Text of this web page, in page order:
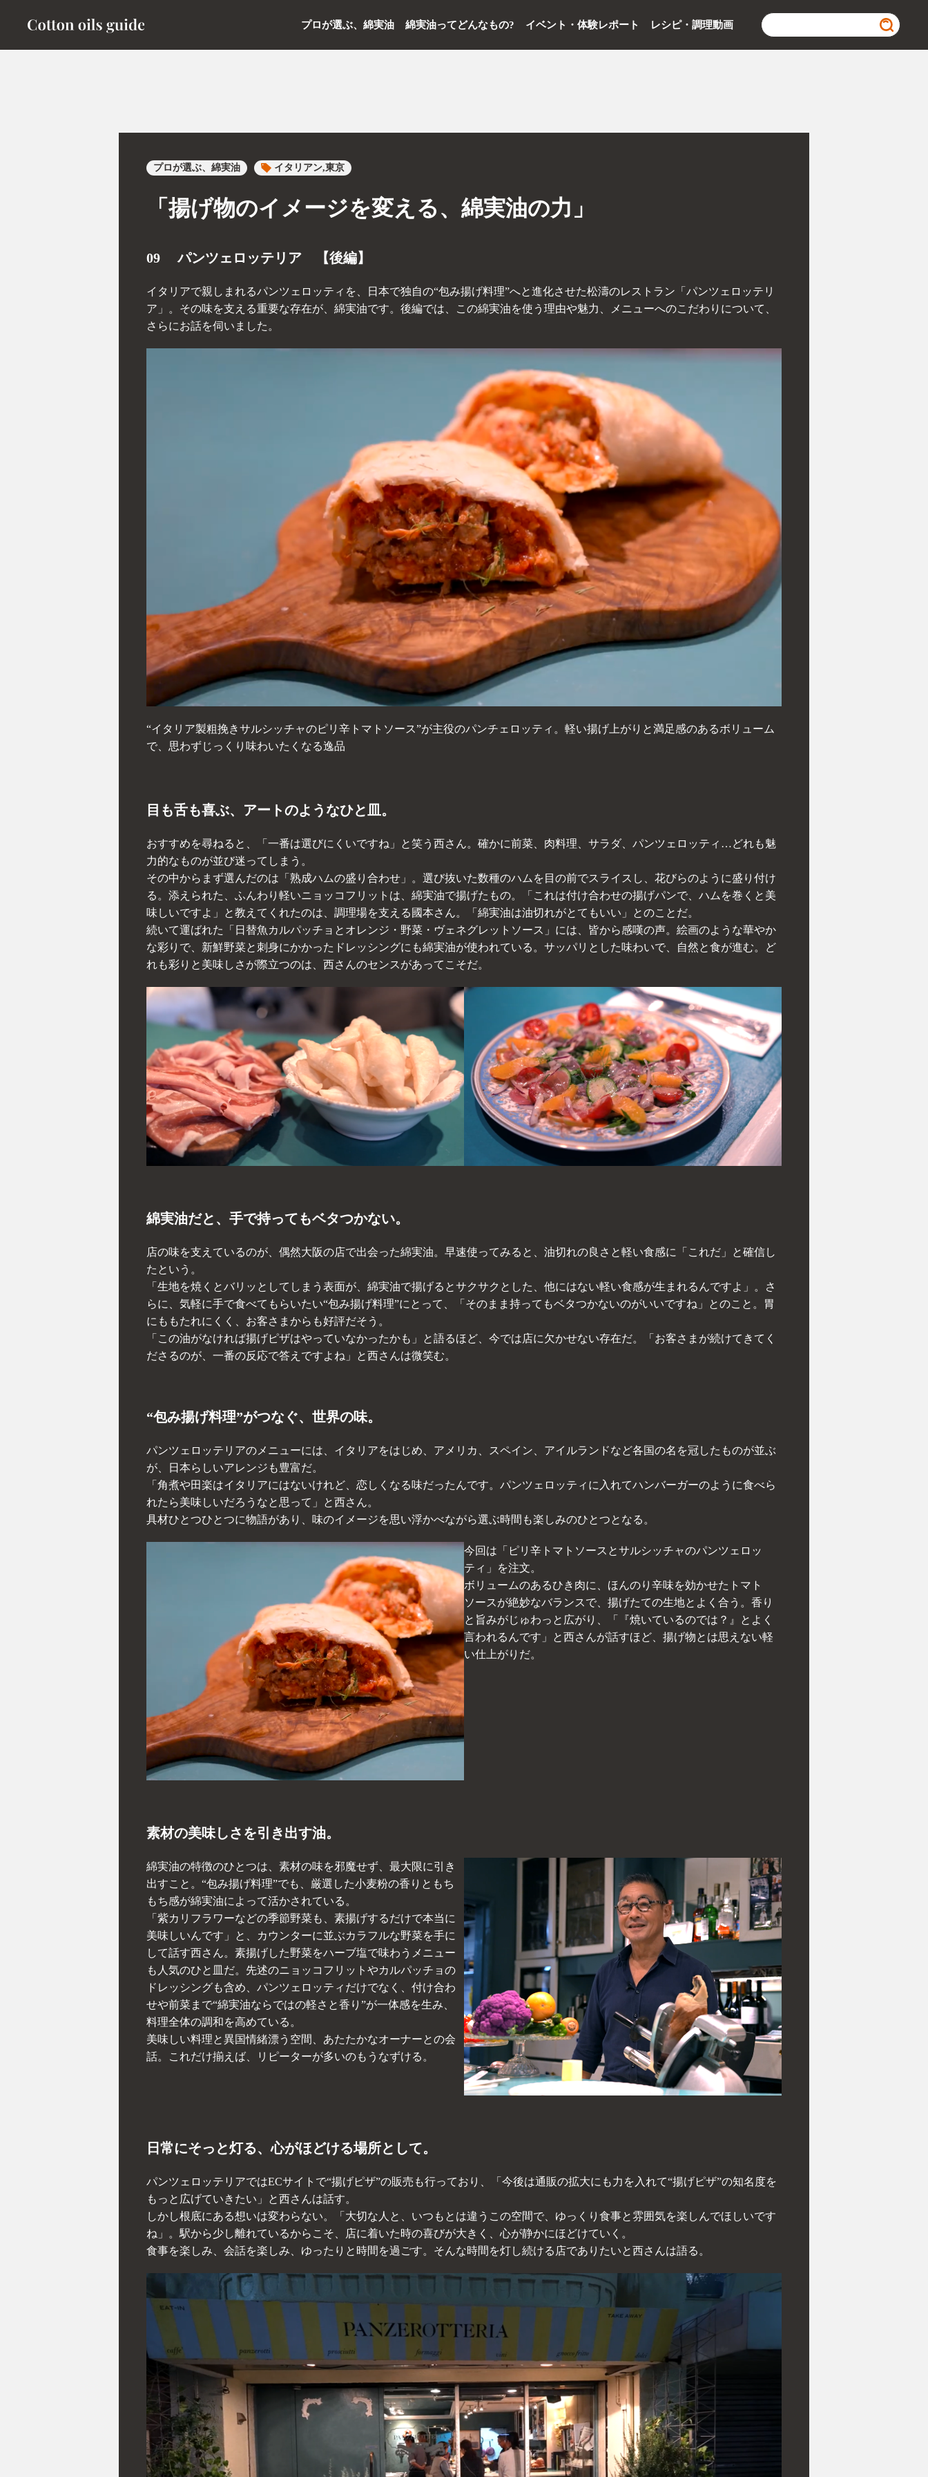
プロが選ぶ、綿実油 綿実油ってどんなもの? イベント・体験レポート レシピ・調理動画
プロが選ぶ、綿実油 イタリアン 東京
「揚げ物のイメージを変える、綿実油の力」
09 パンツェロッテリア 【後編】
イタリアで親しまれるパンツェロッティを、日本で独自の“包み揚げ料理”へと進化させた松濤のレストラン「パンツェロッテリ
ア」。その味を支える重要な存在が、綿実油です。後編では、この綿実油を使う理由や魅力、メニューへのこだわりについて、
さらにお話を伺いました。
“イタリア製粗挽きサルシッチャのピリ辛トマトソース”が主役のパンチェロッティ。軽い揚げ上がりと満足感のあるボリューム
で、思わずじっくり味わいたくなる逸品
目も舌も喜ぶ、アートのようなひと皿。
おすすめを尋ねると、「一番は選びにくいですね」と笑う西さん。確かに前菜、肉料理、サラダ、パンツェロッティ…どれも魅
力的なものが並び迷ってしまう。
その中からまず選んだのは「熟成ハムの盛り合わせ」。選び抜いた数種のハムを目の前でスライスし、花びらのように盛り付け
る。添えられた、ふんわり軽いニョッコフリットは、綿実油で揚げたもの。「これは付け合わせの揚げパンで、ハムを巻くと美
味しいですよ」と教えてくれたのは、調理場を支える國本さん。「綿実油は油切れがとてもいい」とのことだ。
続いて運ばれた「日替魚カルパッチョとオレンジ・野菜・ヴェネグレットソース」には、皆から感嘆の声。絵画のような華やか
な彩りで、新鮮野菜と刺身にかかったドレッシングにも綿実油が使われている。サッパリとした味わいで、自然と食が進む。ど
れも彩りと美味しさが際立つのは、西さんのセンスがあってこそだ。
綿実油だと、手で持ってもベタつかない。
店の味を支えているのが、偶然大阪の店で出会った綿実油。早速使ってみると、油切れの良さと軽い食感に「これだ」と確信し
たという。
「生地を焼くとバリッとしてしまう表面が、綿実油で揚げるとサクサクとした、他にはない軽い食感が生まれるんですよ」。さ
らに、気軽に手で食べてもらいたい“包み揚げ料理”にとって、「そのまま持ってもベタつかないのがいいですね」とのこと。胃
にももたれにくく、お客さまからも好評だそう。
「この油がなければ揚げピザはやっていなかったかも」と語るほど、今では店に欠かせない存在だ。「お客さまが続けてきてく
ださるのが、一番の反応で答えですよね」と西さんは微笑む。
“包み揚げ料理”がつなぐ、世界の味。
パンツェロッテリアのメニューには、イタリアをはじめ、アメリカ、スペイン、アイルランドなど各国の名を冠したものが並ぶ
が、日本らしいアレンジも豊富だ。
「角煮や田楽はイタリアにはないけれど、恋しくなる味だったんです。パンツェロッティに入れてハンバーガーのように食べら
れたら美味しいだろうなと思って」と西さん。
具材ひとつひとつに物語があり、味のイメージを思い浮かべながら選ぶ時間も楽しみのひとつとなる。
今回は「ピリ辛トマトソースとサルシッチャのパンツェロッ
ティ」を注文。
ボリュームのあるひき肉に、ほんのり辛味を効かせたトマト
ソースが絶妙なバランスで、揚げたての生地とよく合う。香り
と旨みがじゅわっと広がり、「『焼いているのでは？』とよく
言われるんです」と西さんが話すほど、揚げ物とは思えない軽
い仕上がりだ。
素材の美味しさを引き出す油。
綿実油の特徴のひとつは、素材の味を邪魔せず、最大限に引き
出すこと。“包み揚げ料理”でも、厳選した小麦粉の香りともち
もち感が綿実油によって活かされている。
「紫カリフラワーなどの季節野菜も、素揚げするだけで本当に
美味しいんです」と、カウンターに並ぶカラフルな野菜を手に
して話す西さん。素揚げした野菜をハーブ塩で味わうメニュー
も人気のひと皿だ。先述のニョッコフリットやカルパッチョの
ドレッシングも含め、パンツェロッティだけでなく、付け合わ
せや前菜まで“綿実油ならではの軽さと香り”が一体感を生み、
料理全体の調和を高めている。
美味しい料理と異国情緒漂う空間、あたたかなオーナーとの会
話。これだけ揃えば、リピーターが多いのもうなずける。
日常にそっと灯る、心がほどける場所として。
パンツェロッテリアではECサイトで“揚げピザ”の販売も行っており、「今後は通販の拡大にも力を入れて“揚げピザ”の知名度を
もっと広げていきたい」と西さんは話す。
しかし根底にある想いは変わらない。「大切な人と、いつもとは違うこの空間で、ゆっくり食事と雰囲気を楽しんでほしいです
ね」。駅から少し離れているからこそ、店に着いた時の喜びが大きく、心が静かにほどけていく。
食事を楽しみ、会話を楽しみ、ゆったりと時間を過ごす。そんな時間を灯し続ける店でありたいと西さんは語る。